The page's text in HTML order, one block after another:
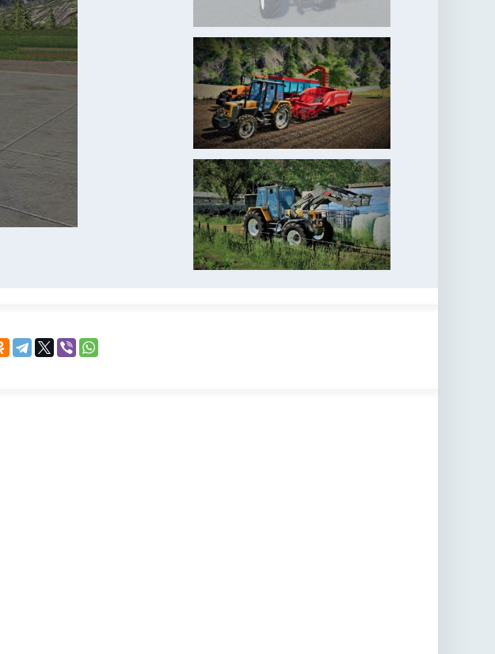
KENSHI
экшн